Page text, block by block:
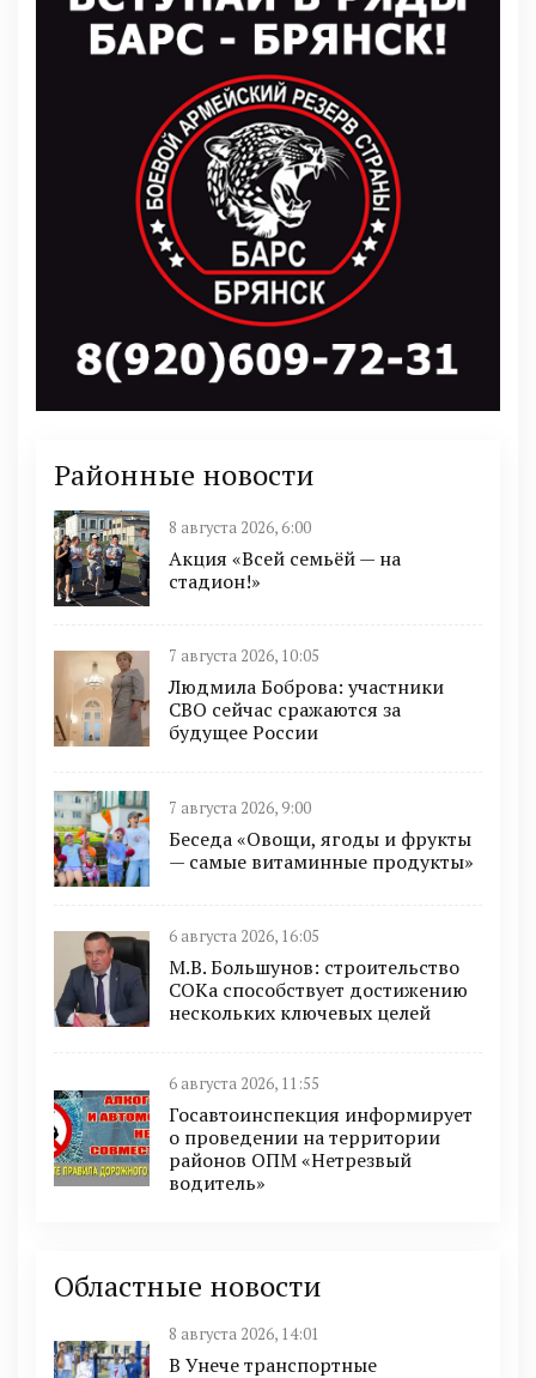
Районные новости
8 августа 2026, 6:00
Акция «Всей семьёй — на
стадион!»
7 августа 2026, 10:05
Людмила Боброва: участники
СВО сейчас сражаются за
будущее России
7 августа 2026, 9:00
Беседа «Овощи, ягоды и фрукты
— самые витаминные продукты»
6 августа 2026, 16:05
М.В. Большунов: строительство
СОКа способствует достижению
нескольких ключевых целей
6 августа 2026, 11:55
Госавтоинспекция информирует
о проведении на территории
районов ОПМ «Нетрезвый
водитель»
Областные новости
8 августа 2026, 14:01
В Унече транспортные